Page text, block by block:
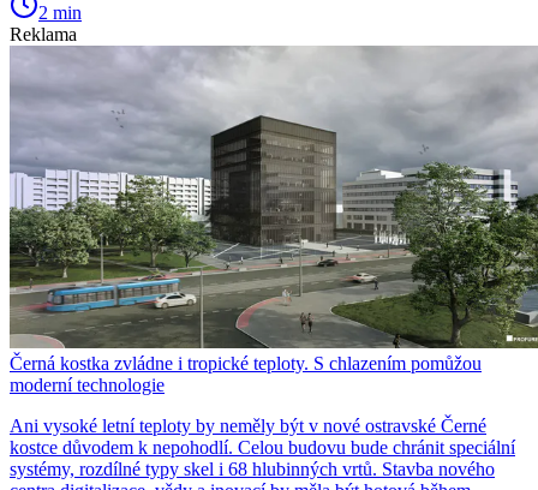
2 min
Reklama
Černá kostka zvládne i tropické teploty. S chlazením pomůžou
moderní technologie
Ani vysoké letní teploty by neměly být v nové ostravské Černé
kostce důvodem k nepohodlí. Celou budovu bude chránit speciální
systémy, rozdílné typy skel i 68 hlubinných vrtů. Stavba nového